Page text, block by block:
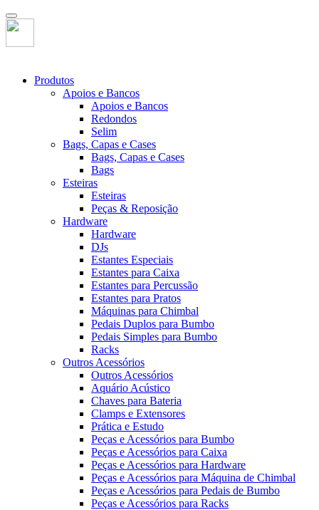
Produtos
Apoios e Bancos
Apoios e Bancos
Redondos
Selim
Bags, Capas e Cases
Bags, Capas e Cases
Bags
Esteiras
Esteiras
Peças & Reposição
Hardware
Hardware
DJs
Estantes Especiais
Estantes para Caixa
Estantes para Percussão
Estantes para Pratos
Máquinas para Chimbal
Pedais Duplos para Bumbo
Pedais Simples para Bumbo
Racks
Outros Acessórios
Outros Acessórios
Aquário Acústico
Chaves para Bateria
Clamps e Extensores
Prática e Estudo
Peças e Acessórios para Bumbo
Peças e Acessórios para Caixa
Peças e Acessórios para Hardware
Peças e Acessórios para Máquina de Chimbal
Peças e Acessórios para Pedais de Bumbo
Peças e Acessórios para Racks